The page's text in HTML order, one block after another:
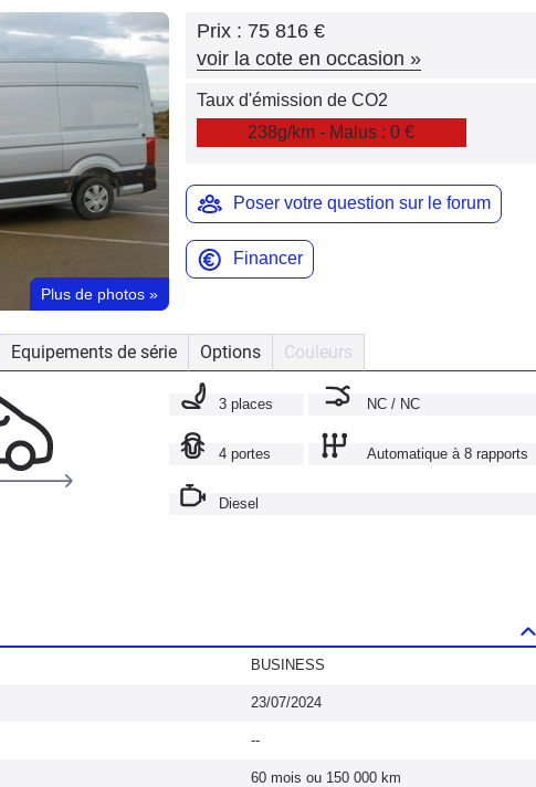
Plus de photos »
Prix : 75 816 €
voir la cote en occasion »
Taux d'émission de CO2
238g/km - Malus : 0 €
Poser votre question sur le forum
Financer
Equipements de série Options Couleurs
3 places NC / NC
4 portes Automatique à 8 rapports
Diesel
BUSINESS
23/07/2024
--
60 mois ou 150 000 km